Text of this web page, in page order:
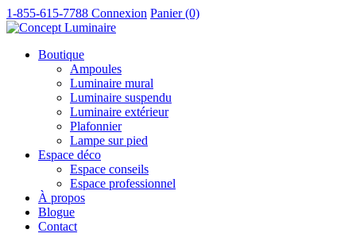
1-855-615-7788 Connexion Panier (0)
Boutique
Ampoules
Luminaire mural
Luminaire suspendu
Luminaire extérieur
Plafonnier
Lampe sur pied
Espace déco
Espace conseils
Espace professionnel
À propos
Blogue
Contact